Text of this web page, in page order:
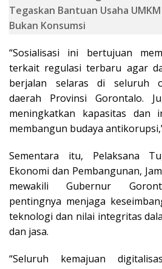
Tegaskan Bantuan Usaha
Bukan Konsumsi
“Sosialisasi ini bertujuan
terkait regulasi terbaru agar
berjalan selaras di seluruh
daerah Provinsi Gorontalo.
meningkatkan kapasitas dan
membangun budaya
Sementara itu, Pelaksana
Ekonomi dan Pembangunan,
mewakili Gubernur
pentingnya menjaga
teknologi dan nilai integritas
dan jasa.
“Seluruh kemajuan